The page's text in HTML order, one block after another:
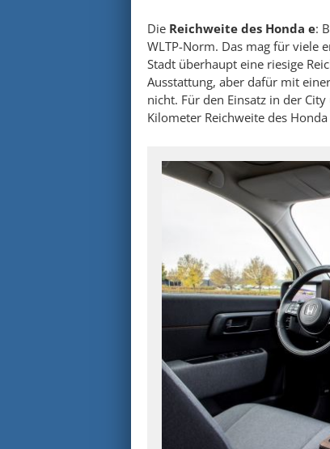
Die Reichweite des Honda e:
WLTP-Norm. Das mag für viele
Stadt überhaupt eine riesige
Ausstattung, aber dafür mit
nicht. Für den Einsatz in der
Kilometer Reichweite des